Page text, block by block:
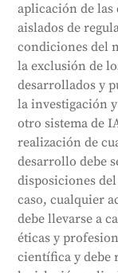
aplicación de
aislados de
condiciones del
la exclusión de
desarrollados y
la investigación
otro sistema de
realización de
desarrollo debe
disposiciones
caso, cualquier
debe llevarse a
éticas y
científica y debe